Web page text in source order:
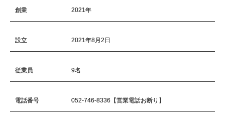
創業 2021年
設立 2021年8月2日
従業員 9名
電話番号 052-746-8336【営業電話お断り】